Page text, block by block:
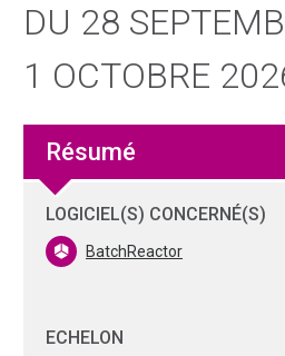
DU 28
1 OCTOBRE
Résumé
LOGICIEL(S) CONCERNÉ(S)
BatchReactor
ECHELON